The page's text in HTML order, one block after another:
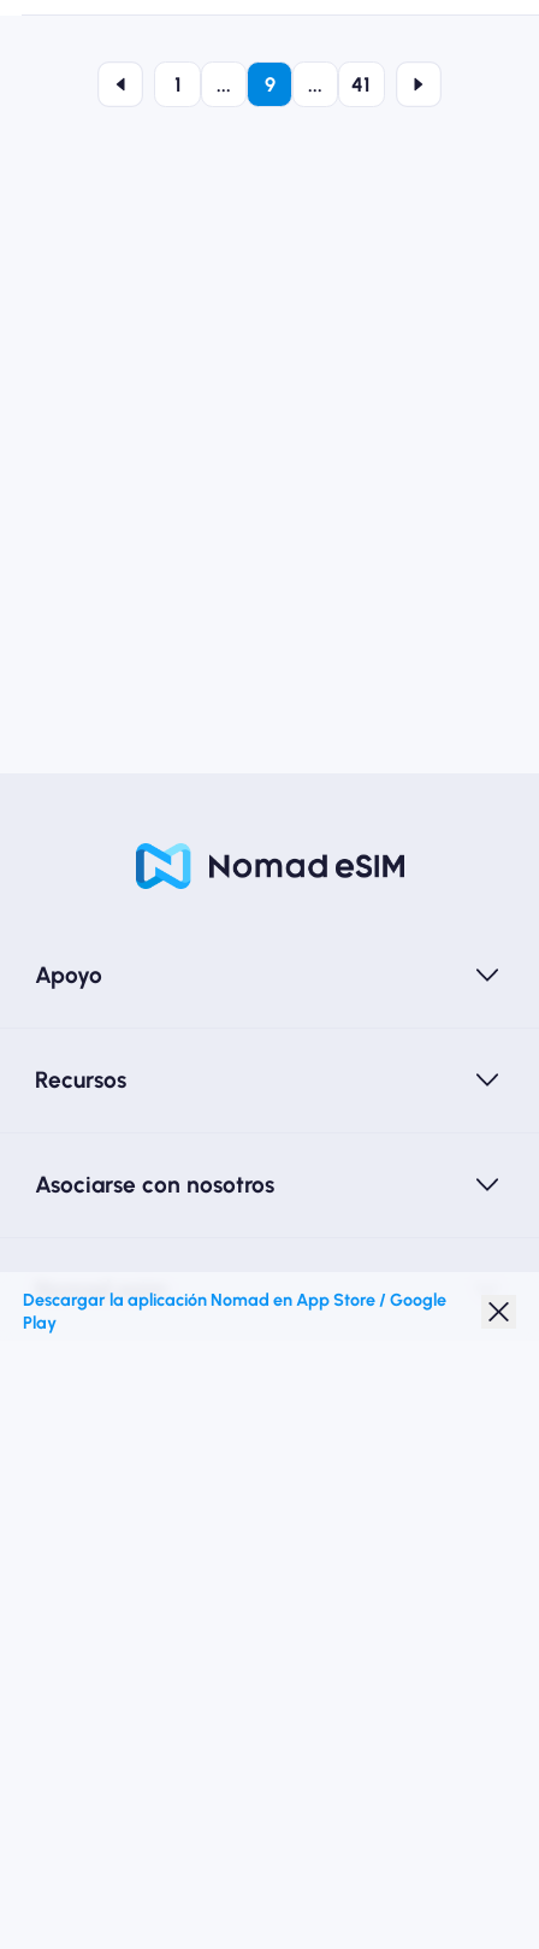
1 ... 9 ... 41
Apoyo
Recursos
Asociarse con nosotros
Nomad esim
Descargar la aplicación Nomad en App Store / Google
Play